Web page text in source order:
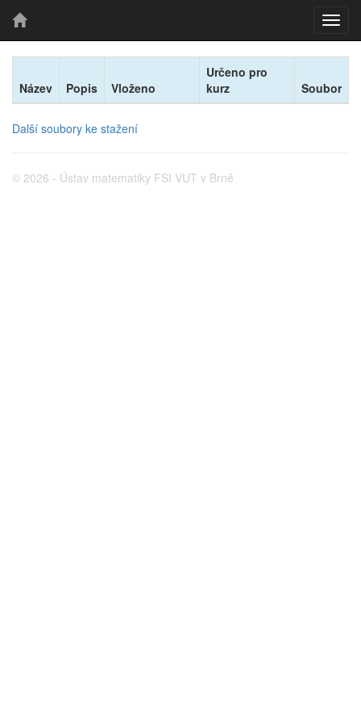
Název Popis Vloženo
Určeno pro
kurz
Soubor
Další soubory ke stažení
© 2026 - Ústav matematiky FSI VUT v Brně